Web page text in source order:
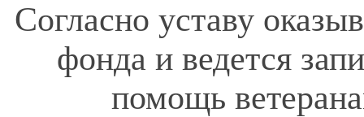
Согласно уставу
фонда и ведется
помощь